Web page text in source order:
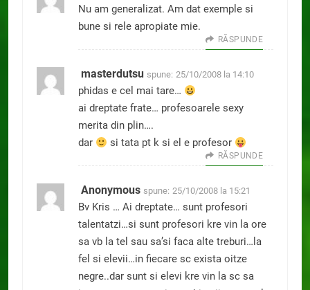
Nu am generalizat. Am dat exemple si
bune si rele apropiate mie.
RĂSPUNDE
masterdutsu spune: 25/10/2008 la 14:10
phidas e cel mai tare…
ai dreptate frate… profesoarele sexy
merita din plin….
dar
si tata pt k si el e profesor
RĂSPUNDE
Anonymous spune: 25/10/2008 la 15:21
Bv Kris … Ai dreptate… sunt profesori
talentatzi…si sunt profesori kre vin la ore
sa vb la tel sau sa’si faca alte treburi…la
fel si elevii…in fiecare sc exista oitze
negre..dar sunt si elevi kre vin la sc sa